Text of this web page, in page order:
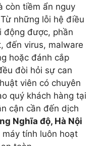
còn tiềm ẩn nguy
những lỗi hệ điều
động được, phần
đến virus, malware
hoặc đánh cắp
đòi hỏi sự can
viên có chuyên
quý khách hàng tại
cận cần đến dịch
Nghĩa độ, Hà Nội
tính luôn hoạt